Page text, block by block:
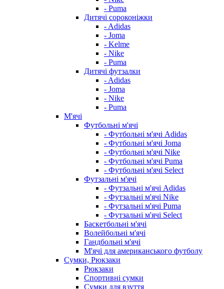
- Puma
Дитячі сороконіжки
- Adidas
- Joma
- Kelme
- Nike
- Puma
Дитячі футзалки
- Adidas
- Joma
- Nike
- Puma
М'ячі
Футбольні м'ячі
- Футбольні м'ячі Adidas
- Футбольні м'ячі Joma
- Футбольні м'ячі Nike
- Футбольні м'ячі Puma
- Футбольні м'ячі Select
Футзальні м'ячі
- Футзальні м'ячі Adidas
- Футзальні м'ячі Nike
- Футзальні м'ячі Puma
- Футзальні м'ячі Select
Баскетбольні м'ячі
Волейбольні м'ячі
Гандбольні м'ячі
М'ячі для американського футболу
Сумки, Рюкзаки
Рюкзаки
Спортивні сумки
Сумки для взуття